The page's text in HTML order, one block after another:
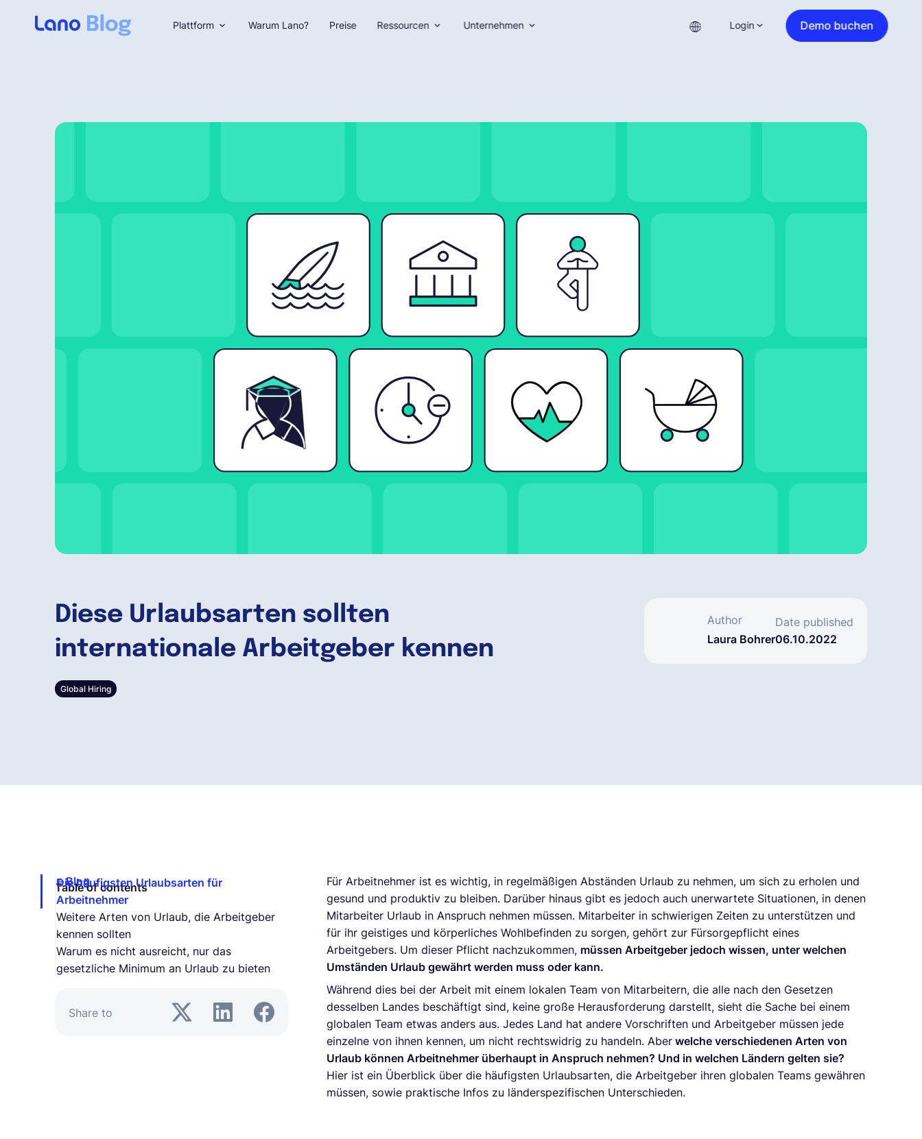
Diese Urlaubsarten sollten
internationale Arbeitgeber kennen
Global Hiring
Author
Laura Bohrer
Date published
06.10.2022
Plattform Warum Lano? Preise Ressourcen Unternehmen Login Demo buchen
Blog
Table of contents
Die häufigsten Urlaubsarten für
Arbeitnehmer
Weitere Arten von Urlaub, die Arbeitgeber
kennen sollten
Warum es nicht ausreicht, nur das
gesetzliche Minimum an Urlaub zu bieten
Share to
Für Arbeitnehmer ist es wichtig, in regelmäßigen Abständen Urlaub zu nehmen, um sich zu erholen und
gesund und produktiv zu bleiben. Darüber hinaus gibt es jedoch auch unerwartete Situationen, in denen
Mitarbeiter Urlaub in Anspruch nehmen müssen. Mitarbeiter in schwierigen Zeiten zu unterstützen und
für ihr geistiges und körperliches Wohlbefinden zu sorgen, gehört zur Fürsorgepflicht eines
Arbeitgebers. Um dieser Pflicht nachzukommen, müssen Arbeitgeber jedoch wissen, unter welchen
Umständen Urlaub gewährt werden muss oder kann.
Während dies bei der Arbeit mit einem lokalen Team von Mitarbeitern, die alle nach den Gesetzen
desselben Landes beschäftigt sind, keine große Herausforderung darstellt, sieht die Sache bei einem
globalen Team etwas anders aus. Jedes Land hat andere Vorschriften und Arbeitgeber müssen jede
einzelne von ihnen kennen, um nicht rechtswidrig zu handeln. Aber welche verschiedenen Arten von
Urlaub können Arbeitnehmer überhaupt in Anspruch nehmen? Und in welchen Ländern gelten sie?
Hier ist ein Überblick über die häufigsten Urlaubsarten, die Arbeitgeber ihren globalen Teams gewähren
müssen, sowie praktische Infos zu länderspezifischen Unterschieden.